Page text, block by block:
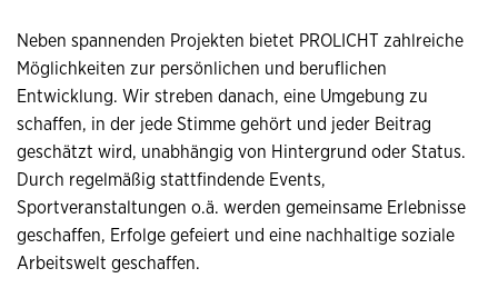
Neben spannenden Projekten bietet PROLICHT zahlreiche
Möglichkeiten zur persönlichen und beruflichen
Entwicklung. Wir streben danach, eine Umgebung zu
schaffen, in der jede Stimme gehört und jeder Beitrag
geschätzt wird, unabhängig von Hintergrund oder Status.
Durch regelmäßig stattfindende Events,
Sportveranstaltungen o.ä. werden gemeinsame Erlebnisse
geschaffen, Erfolge gefeiert und eine nachhaltige soziale
Arbeitswelt geschaffen.